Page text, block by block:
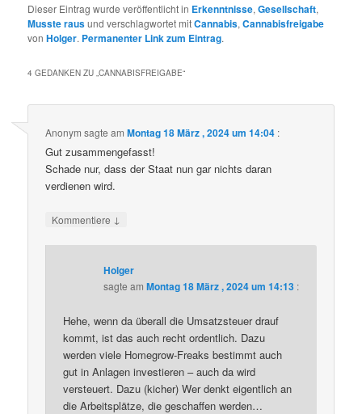
Dieser Eintrag wurde veröffentlicht in Erkenntnisse,Gesellschaft,
Musste rausund verschlagwortet mitCannabis,Cannabisfreigabe
vonHolger. Permanenter Link zum Eintrag.
4 GEDANKEN ZU „CANNABISFREIGABE“
Anonym sagte amMontag 18 März , 2024 um 14:04 :
Gut zusammengefasst!
Schade nur, dass der Staat nun gar nichts daran
verdienen wird.
Kommentiere ↓
Holger
sagte amMontag 18 März , 2024 um 14:13 :
Hehe, wenn da überall die Umsatzsteuer drauf
kommt, ist das auch recht ordentlich. Dazu
werden viele Homegrow-Freaks bestimmt auch
gut in Anlagen investieren – auch da wird
versteuert. Dazu (kicher) Wer denkt eigentlich an
die Arbeitsplätze, die geschaffen werden…